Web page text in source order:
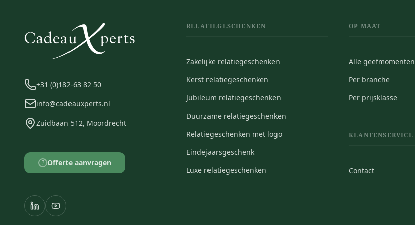
+31 (0)182-63 82 50
info@cadeauxperts.nl
Zuidbaan 512, Moordrecht
? Offerte aanvragen
RELATIEGESCHENKEN
Zakelijke relatiegeschenken
Kerst relatiegeschenken
Jubileum relatiegeschenken
Duurzame relatiegeschenken
Relatiegeschenken met logo
Eindejaarsgeschenk
Luxe relatiegeschenken
OP MAAT
Alle geefmomenten
Per branche
Per prijsklasse
KLANTENSERVICE
Contact